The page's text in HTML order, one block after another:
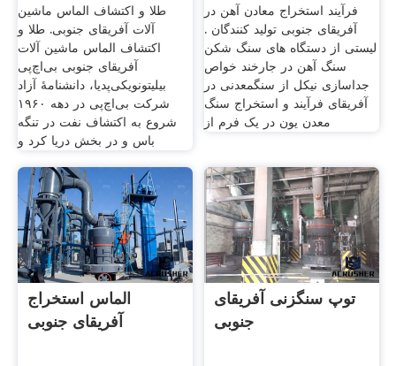
طلا و اکتشاف الماس ماشین
آلات آفریقای جنوبی. طلا و
اکتشاف الماس ماشین آلات
آفریقای جنوبی بی‌اچ‌پی
بیلیتونویکی‌پدیا، دانشنامهٔ آزاد
شرکت بی‌اچ‌پی در دهه ۱۹۶۰
شروع به اکتشاف نفت در تنگه
باس و در بخش دریا کرد و
فرآیند استخراج معادن آهن در
آفریقای جنوبی تولید کنندگان .
لیستی از دستگاه های سنگ شکن
سنگ آهن در جارخند خواص
جداسازی نیکل از سنگمعدنی در
آفریقای فرآیند و استخراج سنگ
معدن یون در یک فرم از
الماس استخراج
آفریقای جنوبی
توپ سنگزنی آفریقای
جنوبی